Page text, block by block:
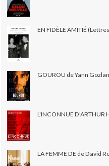
EN FIDÈLE AMITIÉ
GOUROU de Yann Gozlan
L'INCONNUE D'ARTHUR
LA FEMME DE de David